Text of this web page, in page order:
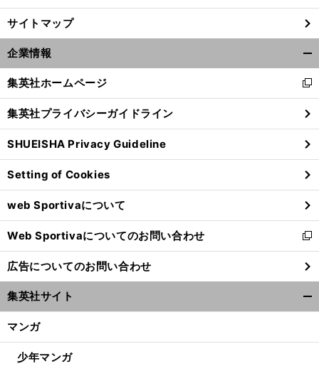
前
サイトマップ
企業情報
閉
る
集英社ホームページ
新
し
い
ウ
ィ
ン
ド
ウ
で
開
く
集英社プライバシーガイドライン
SHUEISHA Privacy Guideline
Setting of Cookies
web Sportivaについて
Web Sportivaについてのお問い合わせ
新
し
い
ウ
ィ
ン
ウ
広告についてのお問い合わせ
集英社サイト
マンガ
少年マンガ